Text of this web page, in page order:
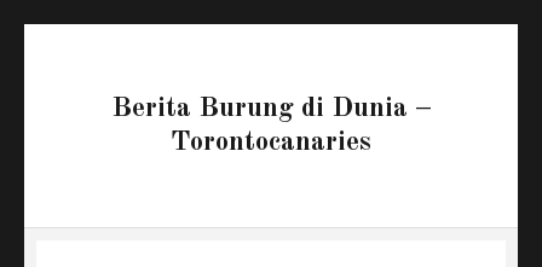
Berita Burung di Dunia –
Torontocanaries